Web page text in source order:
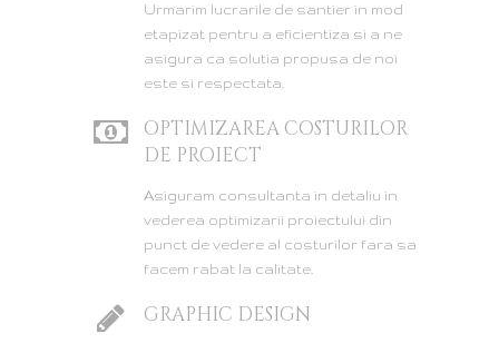
Urmarim lucrarile de santier in mod
etapizat pentru a eficientiza si a ne
asigura ca solutia propusa de noi
este si respectata.
OPTIMIZAREA COSTURILOR
DE PROIECT
Asiguram consultanta in detaliu in
vederea optimizarii proiectului din
punct de vedere al costurilor fara sa
facem rabat la calitate.
GRAPHIC DESIGN